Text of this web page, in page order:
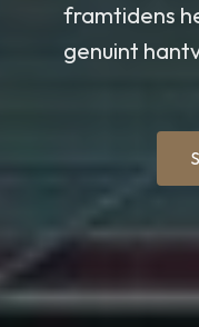
framtidens
genuint